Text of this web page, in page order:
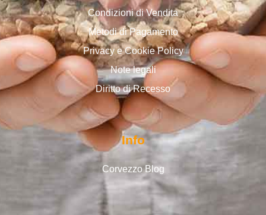
Condizioni di Vendita
Metodi di Pagamento
Privacy e Cookie Policy
Note legali
Diritto di Recesso
Info
Corvezzo Blog